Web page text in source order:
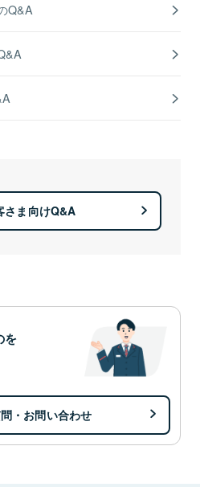
Q&A
さま向けQ&A
を
・お問い合わせ